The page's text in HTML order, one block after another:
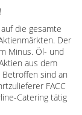
die gesamte
Der
Minus. Öl- und
aus dem
sind an
FACC
Catering tätig